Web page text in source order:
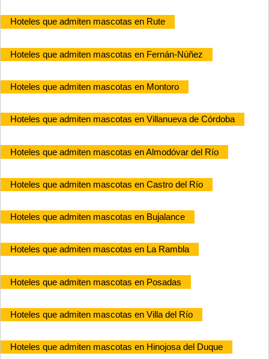
Hoteles que admiten mascotas en Rute
Hoteles que admiten mascotas en Fernán-Núñez
Hoteles que admiten mascotas en Montoro
Hoteles que admiten mascotas en Villanueva de Córdoba
Hoteles que admiten mascotas en Almodóvar del Río
Hoteles que admiten mascotas en Castro del Río
Hoteles que admiten mascotas en Bujalance
Hoteles que admiten mascotas en La Rambla
Hoteles que admiten mascotas en Posadas
Hoteles que admiten mascotas en Villa del Río
Hoteles que admiten mascotas en Hinojosa del Duque